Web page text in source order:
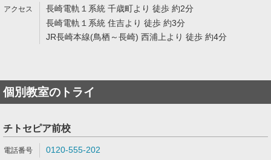
長崎電軌１系統 千歳町より 徒歩 約2分
長崎電軌１系統 住吉より 徒歩 約3分
JR長崎本線(鳥栖～長崎) 西浦上より 徒歩 約4分
個別教室のトライ
チトセピア前校
0120-555-202